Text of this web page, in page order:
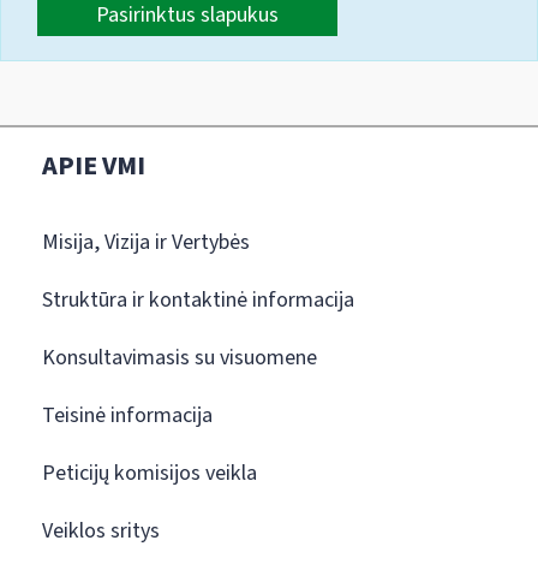
Pasirinktus slapukus
APIE VMI
Misija, Vizija ir Vertybės
Struktūra ir kontaktinė informacija
Konsultavimasis su visuomene
Teisinė informacija
Peticijų komisijos veikla
Veiklos sritys